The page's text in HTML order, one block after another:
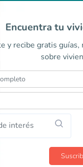
Encuentra tu
y recibe gratis
sobre
interés